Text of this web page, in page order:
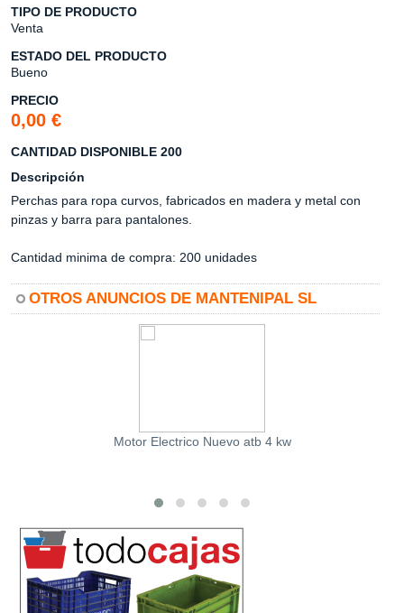
TIPO DE PRODUCTO
Venta
ESTADO DEL PRODUCTO
Bueno
PRECIO
0,00 €
CANTIDAD DISPONIBLE 200
Descripción
Perchas para ropa curvos, fabricados en madera y metal con
pinzas y barra para pantalones.
Cantidad minima de compra: 200 unidades
OTROS ANUNCIOS DE MANTENIPAL SL
Motor Electrico Nuevo atb 4 kw